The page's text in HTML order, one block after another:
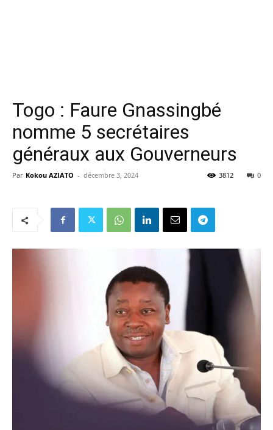
Togo : Faure Gnassingbé
nomme 5 secrétaires
généraux aux Gouverneurs
Par Kokou AZIATO - décembre 3, 2024 0
3812